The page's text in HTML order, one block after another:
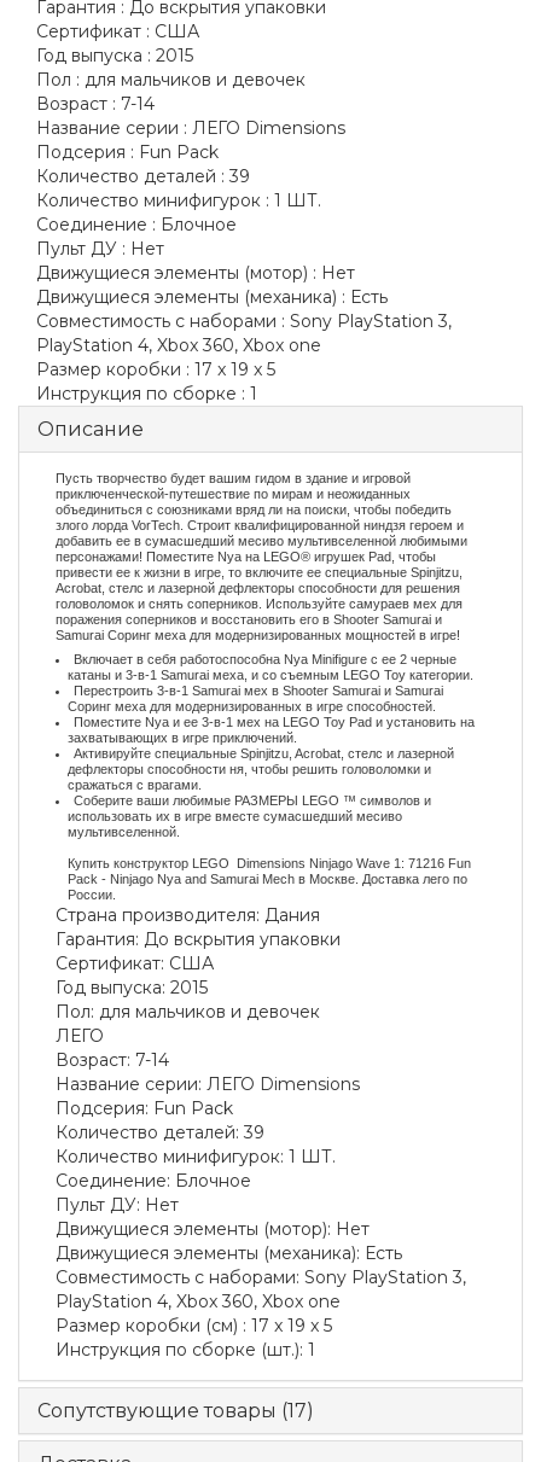
Гарантия : До вскрытия упаковки
Сертификат : США
Год выпуска : 2015
Пол : для мальчиков и девочек
Возраст : 7-14
Название серии : ЛЕГО Dimensions
Подсерия : Fun Pack
Количество деталей : 39
Количество минифигурок : 1 ШТ.
Соединение : Блочное
Пульт ДУ : Нет
Движущиеся элементы (мотор) : Нет
Движущиеся элементы (механика) : Есть
Совместимость с наборами : Sony PlayStation 3,
PlayStation 4, Xbox 360, Xbox one
Размер коробки : 17 x 19 x 5
Инструкция по сборке : 1
Описание
Пусть творчество будет вашим гидом в здание и игровой
приключенческой-путешествие по мирам и неожиданных
объединиться с союзниками вряд ли на поиски, чтобы победить
злого лорда VorTech. Строит квалифицированной ниндзя героем и
добавить ее в сумасшедший месиво мультивселенной любимыми
персонажами! Поместите Nya на LEGO® игрушек Pad, чтобы
привести ее к жизни в игре, то включите ее специальные Spinjitzu,
Acrobat, стелс и лазерной дефлекторы способности для решения
головоломок и снять соперников. Используйте самураев мех для
поражения соперников и восстановить его в Shooter Samurai и
Samurai Соринг меха для модернизированных мощностей в игре!
Включает в себя работоспособна Nya Minifigure с ее 2 черные
катаны и 3-в-1 Samurai меха, и со съемным LEGO Toy категории.
Перестроить 3-в-1 Samurai мех в Shooter Samurai и Samurai
Соринг меха для модернизированных в игре способностей.
Поместите Nya и ее 3-в-1 мех на LEGO Toy Pad и установить на
захватывающих в игре приключений.
Активируйте специальные Spinjitzu, Acrobat, стелс и лазерной
дефлекторы способности ня, чтобы решить головоломки и
сражаться с врагами.
Соберите ваши любимые РАЗМЕРЫ LEGO ™ символов и
использовать их в игре вместе сумасшедший месиво
мультивселенной.
Купить конструктор LEGO Dimensions Ninjago Wave 1: 71216 Fun
Pack - Ninjago Nya and Samurai Mech в Москве. Доставка лего по
России.
Страна производителя: Дания
Гарантия: До вскрытия упаковки
Сертификат: США
Год выпуска: 2015
Пол: для мальчиков и девочек
ЛЕГО
Возраст: 7-14
Название серии: ЛЕГО Dimensions
Подсерия: Fun Pack
Количество деталей: 39
Количество минифигурок: 1 ШТ.
Соединение: Блочное
Пульт ДУ: Нет
Движущиеся элементы (мотор): Нет
Движущиеся элементы (механика): Есть
Совместимость с наборами: Sony PlayStation 3,
PlayStation 4, Xbox 360, Xbox one
Размер коробки (см) : 17 x 19 x 5
Инструкция по сборке (шт.): 1
Сопутствующие товары (17)